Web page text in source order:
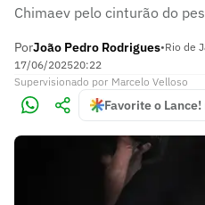
Chimaev pelo cinturão do
PorJoão Pedro Rodrigues•Rio de
17/06/202520:22
Supervisionado por Marcelo Velloso
Favorite o